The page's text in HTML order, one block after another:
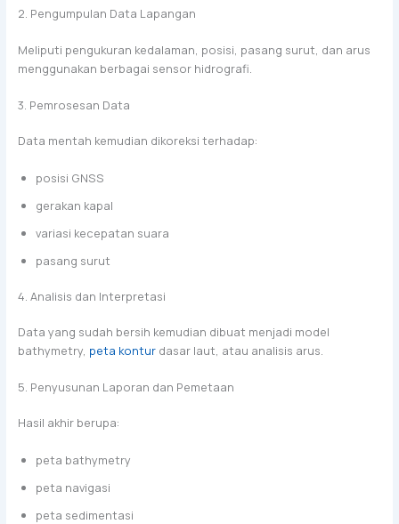
2. Pengumpulan Data Lapangan
Meliputi pengukuran kedalaman, posisi, pasang surut, dan arus
menggunakan berbagai sensor hidrografi.
3. Pemrosesan Data
Data mentah kemudian dikoreksi terhadap:
posisi GNSS
gerakan kapal
variasi kecepatan suara
pasang surut
4. Analisis dan Interpretasi
Data yang sudah bersih kemudian dibuat menjadi model
bathymetry, peta konturdasar laut, atau analisis arus.
5. Penyusunan Laporan dan Pemetaan
Hasil akhir berupa:
peta bathymetry
peta navigasi
peta sedimentasi